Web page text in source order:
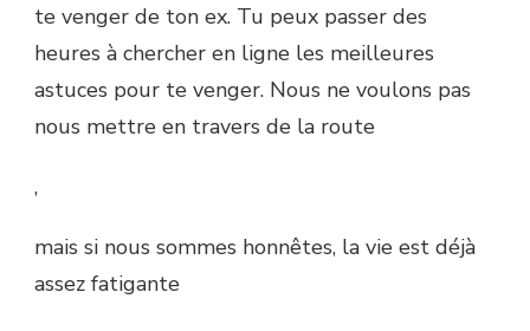
te venger de ton ex. Tu peux passer des
heures à chercher en ligne les meilleures
astuces pour te venger. Nous ne voulons pas
nous mettre en travers de la route
,
mais si nous sommes honnêtes, la vie est déjà
assez fatigante